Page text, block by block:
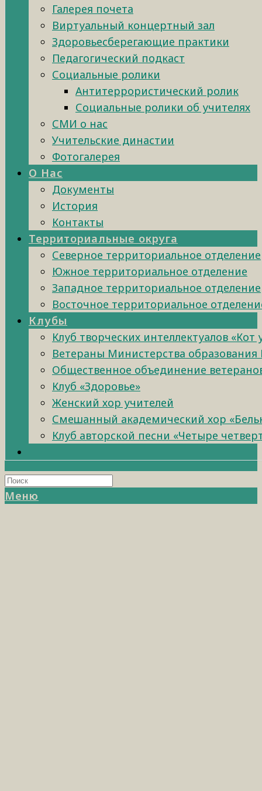
Галерея почета
Виртуальный концертный зал
Здоровьесберегающие практики
Педагогический подкаст
Социальные ролики
Антитеррористический ролик
Социальные ролики об учителях
СМИ о нас
Учительские династии
Фотогалерея
О Нас
Документы
История
Контакты
Территориальные округа
Северное территориальное отделение
Южное территориальное отделение
Западное территориальное отделение
Восточное территориальное
Клубы
Клуб творческих интеллектуалов «Кот
Ветераны Министерства образования
Общественное объединение
Клуб «Здоровье»
Женский хор учителей
Смешанный академический хор
Клуб авторской песни «Четыре
Меню